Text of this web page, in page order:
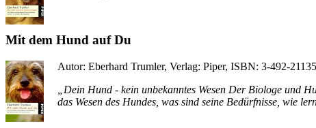
Mit dem Hund auf Du
Autor: Eberhard Trumler, Verlag: Piper, ISBN: 3-492-
„Dein Hund - kein unbekanntes Wesen Der Biologe und
das Wesen des Hundes, was sind seine Bedürfnisse, wie